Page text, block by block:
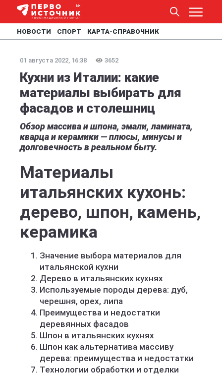
НОВОСТИ СПОРТ КАРТА-СПРАВОЧНИК
01 августа 2022, 16:38 3652
Кухни из Италии: какие
материалы выбирать для
фасадов и столешниц
Обзор массива и шпона, эмали, ламината,
кварца и керамики — плюсы, минусы и
долговечность в реальном быту.
Материалы
итальянских кухонь:
дерево, шпон, камень,
керамика
Значение выбора материалов для
итальянской кухни
Дерево в итальянских кухнях
Используемые породы дерева: дуб,
черешня, орех, липа
Преимущества и недостатки
деревянных фасадов
Шпон в итальянских кухнях
Шпон как альтернатива массиву
дерева: преимущества и недостатки
Технологии обработки и отделки